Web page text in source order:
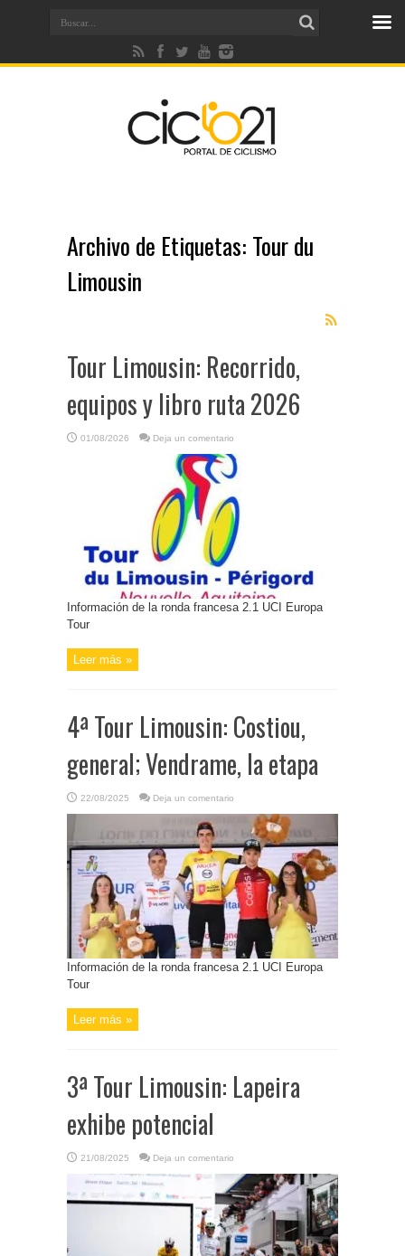
Archivo de Etiquetas: Tour du
Limousin
Tour Limousin: Recorrido,
equipos y libro ruta 2026
01/08/2026 Deja un comentario
Información de la ronda francesa 2.1 UCI Europa
Tour
Leer más »
4ª Tour Limousin: Costiou,
general; Vendrame, la etapa
22/08/2025 Deja un comentario
Información de la ronda francesa 2.1 UCI Europa
Tour
Leer más »
3ª Tour Limousin: Lapeira
exhibe potencial
21/08/2025 Deja un comentario